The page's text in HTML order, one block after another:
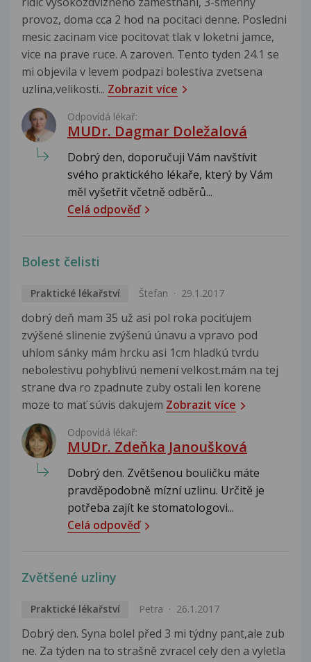
provoz, doma cca 2 hod na pocitaci denne. Posledni
mesic zacinam vice pocitovat tlak v loketni jamce,
vice na prave ruce. A zaroven. Tento tyden 24.1 se
mi objevila v levem podpazi bolestiva zvetsena
uzlina,velikosti... Zobrazit více
Odpovídá lékař:
MUDr. Dagmar Doležalová
Dobrý den, doporučuji Vám navštívit
svého praktického lékaře, který by Vám
měl vyšetřit včetně odběrů...
Celá odpověď
Bolest čelisti
Praktické lékařství Štefan 29.1.2017
dobrý deň mam 35 už asi pol roka pociťujem
zvýšené slinenie zvýšenú únavu a vpravo pod
uhlom sánky mám hrcku asi 1cm hladkú tvrdu
nebolestivu pohyblivú nemení velkost.mám na tej
strane dva ro zpadnute zuby ostali len korene
moze to mať súvis dakujem Zobrazit více
Odpovídá lékař:
MUDr. Zdeňka Janoušková
Dobrý den. Zvětšenou bouličku máte
pravděpodobně mízní uzlinu. Určitě je
potřeba zajít ke stomatologovi...
Celá odpověď
Zvětšené uzliny
Praktické lékařství Petra 26.1.2017
Dobrý den. Syna bolel před 3 mi týdny pant,ale zub
ne. Za týden na to strašně zvracel cely den a vyletla